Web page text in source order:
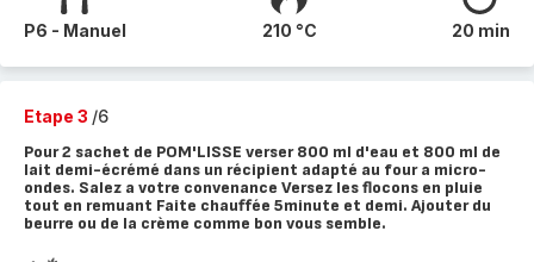
P6 - Manuel 210 °C 20 min
Etape 3 /6
Pour 2 sachet de POM'LISSE verser 800 ml d'eau et 800 ml de
lait demi-écrémé dans un récipient adapté au four a micro-
ondes. Salez a votre convenance Versez les flocons en pluie
tout en remuant Faite chauffée 5minute et demi. Ajouter du
beurre ou de la crème comme bon vous semble.